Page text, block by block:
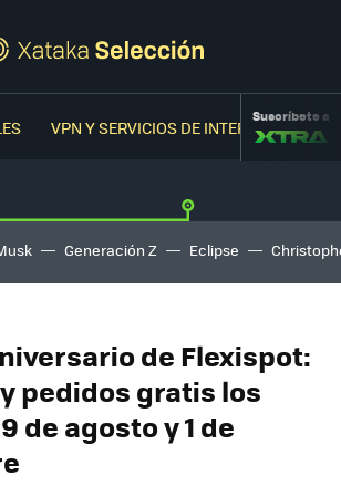
VPN Y SERVICIOS DE INTERNETSuscríbete a
Generación Z Eclipse
de Flexispot:
pedidos gratis los
de agosto y 1 de